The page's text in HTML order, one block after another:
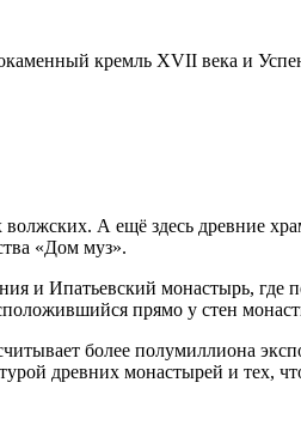
кремль XVII века и
волжских. А ещё здесь древние
«Дом муз».
Ипатьевский монастырь, где
прямо у стен
более полумиллиона
древних монастырей и тех,